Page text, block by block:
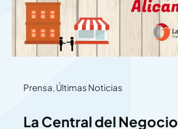
Prensa, Últimas Noticias
La Central del Negocio